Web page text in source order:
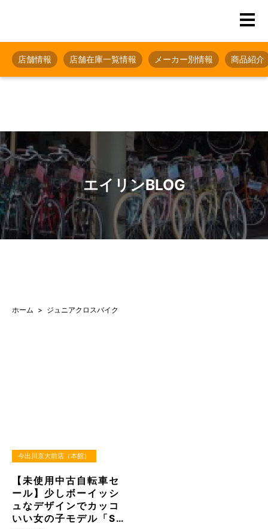
店舗情報 店舗在庫一覧情報 メーカー別情報 商品紹介
エイリンBLOG
ホーム ジュニアクロスバイク
今出川京大前店（本館）
【未使用中古自転車セ
ール】少しボーイッシ
ュなデザインでカッコ
いい女の子モデル「S…